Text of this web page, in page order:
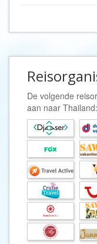
De volgende
aan naar Thailand: